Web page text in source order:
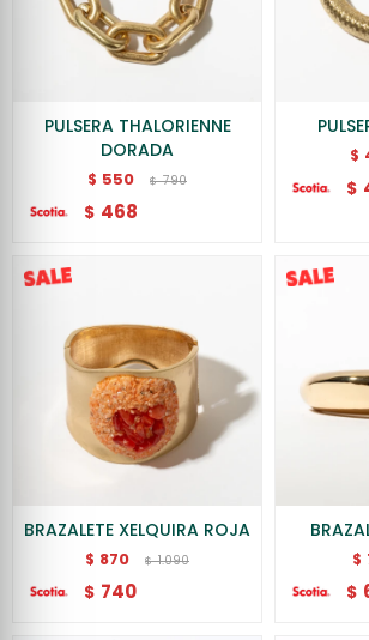
PULSERA THALORIENNE
DORADA
$ 550 $ 790
$ 468
$
$
BRAZALETE XELQUIRA ROJA
$ 870 $ 1.090
$ 740
$
$